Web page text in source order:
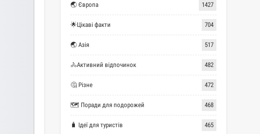
🌏 Європа 1427
🌟Цікаві факти 704
🌏 Азія 517
🚴Активний відпочинок 482
🤔 Різне 472
🗺 Поради для подорожей 468
🧳 Ідеї для туристів 465